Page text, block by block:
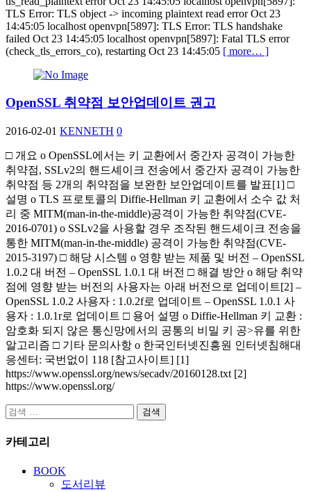
TLS Error: TLS object -> incoming plaintext read error Oct 23
14:45:05 localhost openvpn[5897]: TLS Error: TLS handshake
failed Oct 23 14:45:05 localhost openvpn[5897]: Fatal TLS error
(check_tls_errors_co), restarting Oct 23 14:45:05 [ more… ]
OpenSSL 취약점 보안업데이트 권고
2016-02-01 KENNETH 0
□ 개요 o OpenSSL에서는 키 교환에서 중간자 공격이 가능한
취약점, SSLv2의 핸드셰이크 전송에서 중간자 공격이 가능한
취약점 등 2개의 취약점을 보완한 보안업데이트를 발표[1] □
설명 o TLS 프로토콜의 Diffie-Hellman 키 교환에서 소수 값 처
리 중 MITM(man-in-the-middle)공격이 가능한 취약점(CVE-
2016-0701) o SSLv2을 사용할 경우 조작된 핸드셰이크 전송을
통한 MITM(man-in-the-middle) 공격이 가능한 취약점(CVE-
2015-3197) □ 해당 시스템 o 영향 받는 제품 및 버전 – OpenSSL
1.0.2 대 버전 – OpenSSL 1.0.1 대 버전 □ 해결 방안 o 해당 취약
점에 영향 받는 버전의 사용자는 아래 버전으로 업데이트[2] –
OpenSSL 1.0.2 사용자 : 1.0.2f로 업데이트 – OpenSSL 1.0.1 사
용자 : 1.0.1r로 업데이트 □ 용어 설명 o Diffie-Hellman 키 교환 :
암호화 되지 않은 통신망에서의 공통의 비밀 키 공>유를 위한
알고리즘 □ 기타 문의사항 o 한국인터넷진흥원 인터넷침해대
응센터: 국번없이 118 [참고사이트] [1]
https://www.openssl.org/news/secadv/20160128.txt [2]
https://www.openssl.org/
검
카테고리
BOOK
도서리뷰